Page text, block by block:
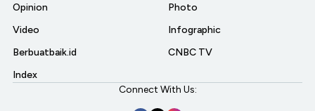
Opinion
Video
Berbuatbaik.id
Index
Photo
Infographic
CNBC TV
Connect With Us: